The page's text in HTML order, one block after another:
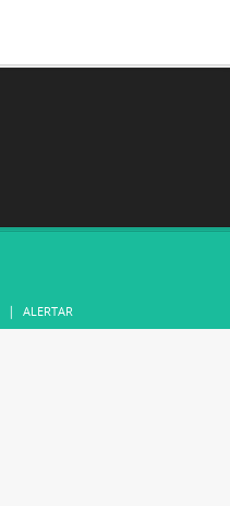
ALERTAR